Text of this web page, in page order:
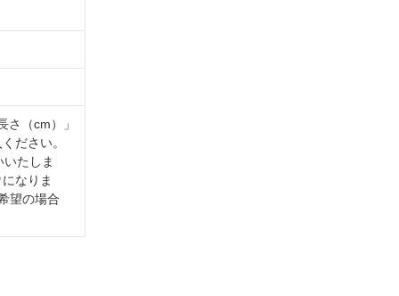
（cm）」
ださい。
たしま
なりま
望の場合